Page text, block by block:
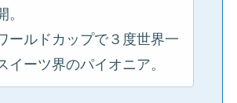
。
ールドカップで３度世界一
イーツ界のパイオニア。